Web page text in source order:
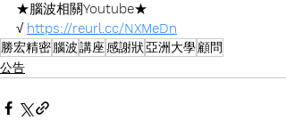
★腦波相關Youtube★
√ https://reurl.cc/NXMeDn
勝宏精密腦波講座感謝狀亞洲大學顧問
公告